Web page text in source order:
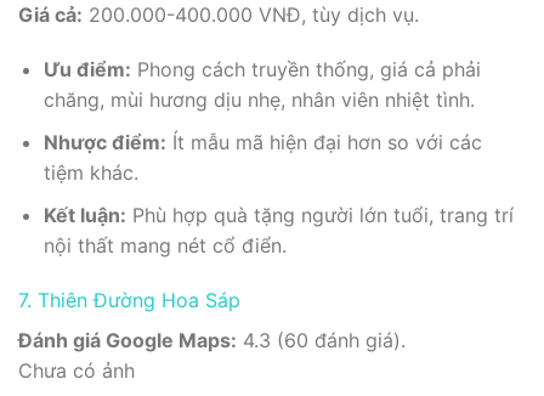
Giá cả: 200.000-400.000 VNĐ, tùy dịch vụ.
Ưu điểm: Phong cách truyền thống, giá cả phải
chăng, mùi hương dịu nhẹ, nhân viên nhiệt tình.
Nhược điểm: Ít mẫu mã hiện đại hơn so với các
tiệm khác.
Kết luận: Phù hợp quà tặng người lớn tuổi, trang trí
nội thất mang nét cổ điển.
7. Thiên Đường Hoa Sáp
Đánh giá Google Maps: 4.3 (60 đánh giá).
Chưa có ảnh